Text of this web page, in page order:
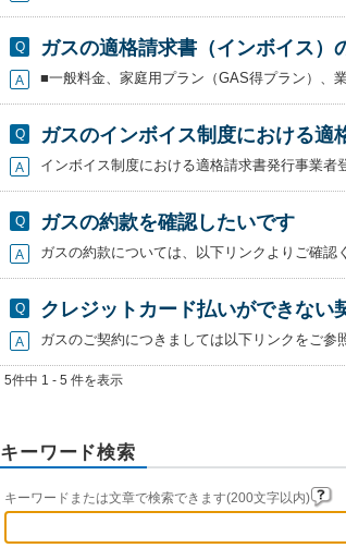
ガスの適格請求書（インボイス）
■一般料金、家庭用プラン（GAS得プラン）、
ガスのインボイス制度における適
インボイス制度における適格請求書発行事業
ガスの約款を確認したいです
ガスの約款については、以下リンクよりご確認
クレジットカード払いができない
ガスのご契約につきましては以下リンクをご
5件中 1 - 5 件を表示
キーワード検索
キーワードまたは文章で検索できます(200文字以内)